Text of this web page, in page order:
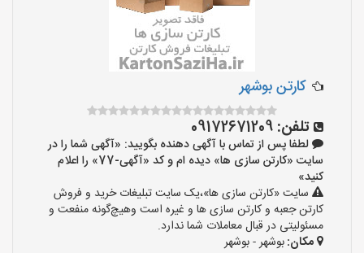
کارتن بوشهر
تلفن: 09172671209
لطفا پس از تماس با آگهی دهنده بگویید: «آگهی شما را در
سایت «کارتن سازی ها» دیده ام و کد «آگهی-77» را اعلام
کنید»
سایت «کارتن سازی ها»،یک سایت تبلیغات خرید و فروش
کارتن جعبه و کارتن سازی ها و غیره است وهیچ‌گونه منفعت و
مسئولیتی در قبال معاملات شما ندارد.
مکان:بوشهر - بوشهر